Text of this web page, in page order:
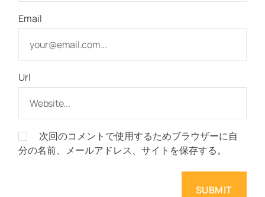
Email
Url
次回のコメントで使用するためブラウザーに自
分の名前、メールアドレス、サイトを保存する。